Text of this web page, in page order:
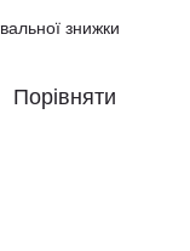
знижки
Порівняти